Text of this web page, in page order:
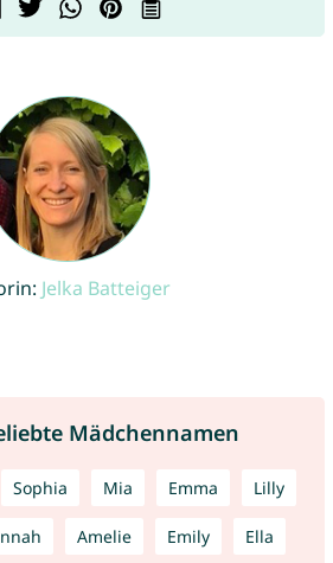
Jelka Batteiger
Mädchennamen
Sophia Mia Emma Lilly
Amelie Emily Ella